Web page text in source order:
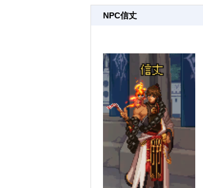
NPC信丈